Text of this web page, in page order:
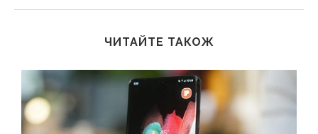
ЧИТАЙТЕ ТАКОЖ